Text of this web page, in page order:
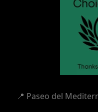
📍 Paseo del